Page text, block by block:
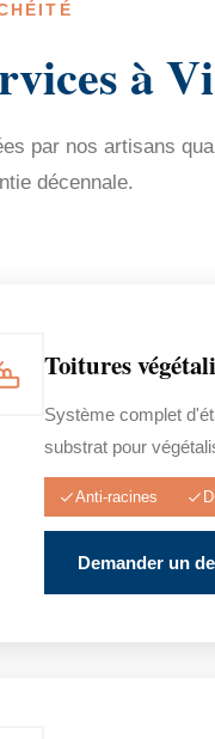
à
par nos artisans
décennale.
Toitures
Système complet
substrat pour
Anti-racines
Demander un